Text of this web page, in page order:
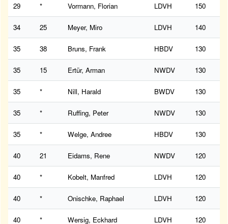
29 * Vormann, Florian LDVH 150
34 25 Meyer, Miro LDVH 140
35 38 Bruns, Frank HBDV 130
35 15 Ertür, Arman NWDV 130
35 * Nill, Harald BWDV 130
35 * Ruffing, Peter NWDV 130
35 * Welge, Andree HBDV 130
40 21 Eidams, Rene NWDV 120
40 * Kobelt, Manfred LDVH 120
40 * Onischke, Raphael LDVH 120
40 * Wersig, Eckhard LDVH 120